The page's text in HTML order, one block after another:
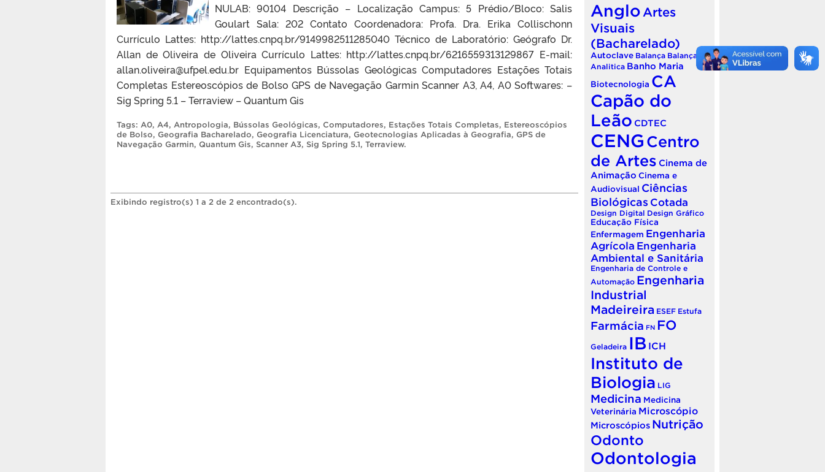
NULAB: 90104 Descrição – Localização Campus: 5 Prédio/Bloco: Salis
Goulart Sala: 202 Contato Coordenadora: Profa. Dra. Erika Collischonn
Currículo Lattes: http://lattes.cnpq.br/9149982511285040 Técnico de Laboratório: Geógrafo Dr.
Allan de Oliveira de Oliveira Currículo Lattes: http://lattes.cnpq.br/6216559313129867 E-mail:
allan.oliveira@ufpel.edu.br Equipamentos Bússolas Geológicas Computadores Estações Totais
Completas Estereoscópios de Bolso GPS de Navegação Garmin Scanner A3, A4, A0 Softwares: –
Sig Spring 5.1 – Terraview – Quantum Gis
Tags: A0, A4, Antropologia, Bússolas Geológicas, Computadores, Estações Totais Completas, Estereoscópios
de Bolso, Geografia Bacharelado, Geografia Licenciatura, Geotecnologias Aplicadas à Geografia, GPS de
Navegação Garmin, Quantum Gis, Scanner A3, Sig Spring 5.1, Terraview.
Exibindo registro(s) 1 a 2 de 2 encontrado(s).
Anglo Artes
Visuais
(Bacharelado)
Autoclave Balança Balança
Analitica Banho Maria
Biotecnologia CA
Capão do
Leão CDTEC
CENG Centro
de Artes Cinema de
Animação Cinema e
Audiovisual Ciências
Biológicas Cotada
Design Digital Design Gráfico
Educação Física
Enfermagem Engenharia
Agrícola Engenharia
Ambiental e Sanitária
Engenharia de Controle e
Automação Engenharia
Industrial
Madeireira ESEF Estufa
Farmácia FN FO
Geladeira IB ICH
Instituto de
Biologia LIG
Medicina Medicina
Veterinária Microscópio
Microscópios Nutrição
Odonto
Odontologia